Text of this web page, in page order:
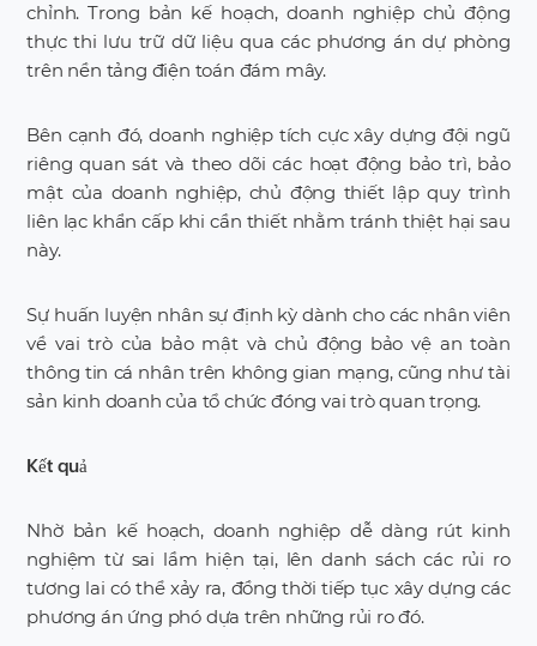
chỉnh. Trong bản kế hoạch, doanh nghiệp chủ động
thực thi lưu trữ dữ liệu qua các phương án dự phòng
trên nền tảng điện toán đám mây.
Bên cạnh đó, doanh nghiệp tích cực xây dựng đội ngũ
riêng quan sát và theo dõi các hoạt động bảo trì, bảo
mật của doanh nghiệp, chủ động thiết lập quy trình
liên lạc khẩn cấp khi cần thiết nhằm tránh thiệt hại sau
này.
Sự huấn luyện nhân sự định kỳ dành cho các nhân viên
về vai trò của bảo mật và chủ động bảo vệ an toàn
thông tin cá nhân trên không gian mạng, cũng như tài
sản kinh doanh của tổ chức đóng vai trò quan trọng.
Kết quả
Nhờ bản kế hoạch, doanh nghiệp dễ dàng rút kinh
nghiệm từ sai lầm hiện tại, lên danh sách các rủi ro
tương lai có thể xảy ra, đồng thời tiếp tục xây dựng các
phương án ứng phó dựa trên những rủi ro đó.